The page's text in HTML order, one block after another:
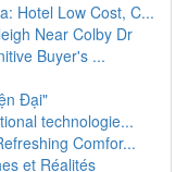
Hotel Low Cost, C...
Near Colby Dr
Buyer's ...
Đại"
technologie...
Comfor...
et Réalités